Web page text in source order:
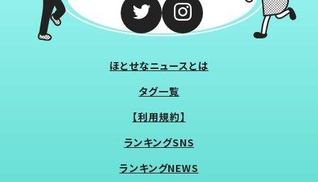
ほとせなニュースとは
タグ一覧
【利用規約】
ランキングSNS
ランキングNEWS